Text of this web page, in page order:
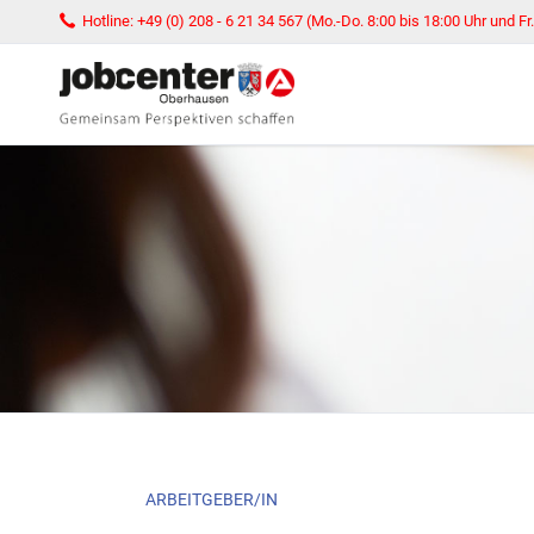
Hotline: +49 (0) 208 - 6 21 34 567 (Mo.-Do. 8:00 bis 18:00 Uhr und
SUCHEN
Navigation
ARBEITGEBER/IN